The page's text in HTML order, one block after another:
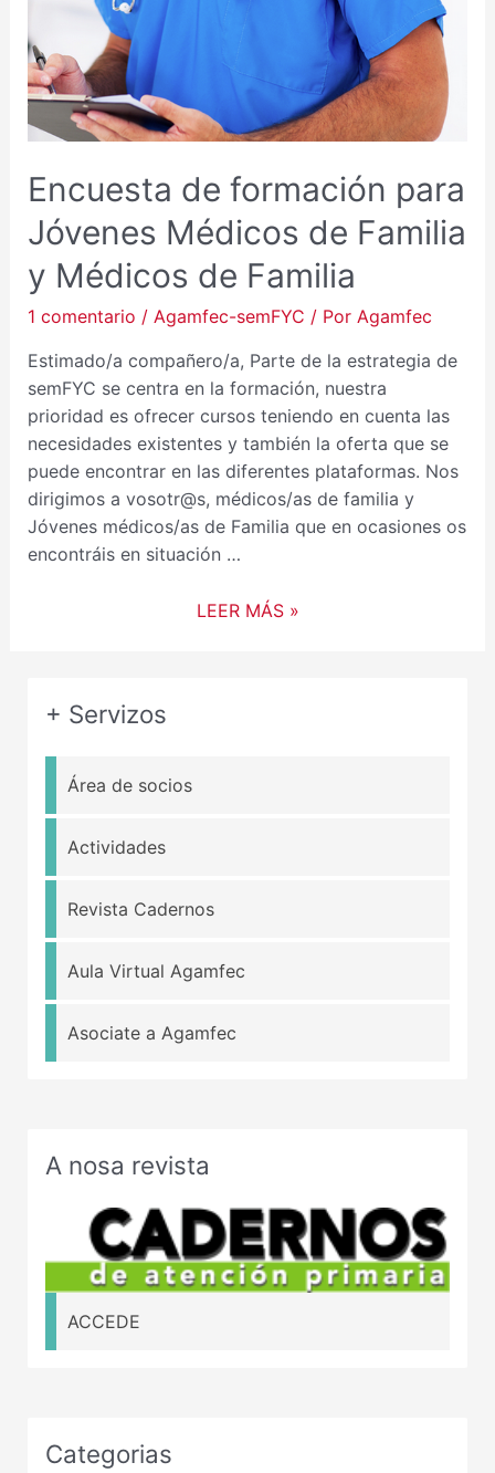
Encuesta de formación para
Jóvenes Médicos de Familia
y Médicos de Familia
1 comentario / Agamfec-semFYC / Por Agamfec
Estimado/a compañero/a, Parte de la estrategia de
semFYC se centra en la formación, nuestra
prioridad es ofrecer cursos teniendo en cuenta las
necesidades existentes y también la oferta que se
puede encontrar en las diferentes plataformas. Nos
dirigimos a vosotr@s, médicos/as de familia y
Jóvenes médicos/as de Familia que en ocasiones os
encontráis en situación …
FAMILIA
Y
DE
FAMILIA
LEER MÁS »
+ Servizos
Área de socios
Actividades
Revista Cadernos
Aula Virtual Agamfec
Asociate a Agamfec
A nosa revista
ACCEDE
Categorias